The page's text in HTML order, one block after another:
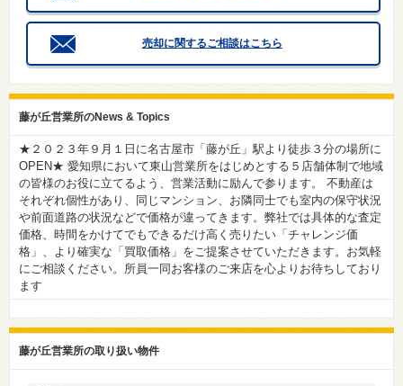
売却に関するご相談はこちら
藤が丘営業所のNews & Topics
★２０２３年９月１日に名古屋市「藤が丘」駅より徒歩３分の場所に
OPEN★ 愛知県において東山営業所をはじめとする５店舗体制で地域
の皆様のお役に立てるよう、営業活動に励んで参ります。 不動産は
それぞれ個性があり、同じマンション、お隣同士でも室内の保守状況
や前面道路の状況などで価格が違ってきます。弊社では具体的な査定
価格、時間をかけてでもできるだけ高く売りたい「チャレンジ価
格」、より確実な「買取価格」をご提案させていただきます。お気軽
にご相談ください。所員一同お客様のご来店を心よりお待ちしており
ます
藤が丘営業所の取り扱い物件